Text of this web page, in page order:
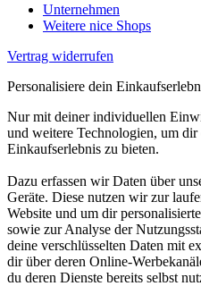
Unternehmen
Weitere nice Shops
Vertrag widerrufen
Personalisiere dein
Nur mit deiner individuellen
und weitere Technologien, um dir
Einkaufserlebnis zu bieten.
Dazu erfassen wir Daten über
Geräte. Diese nutzen wir zur
Website und um dir
sowie zur Analyse der
deine verschlüsselten Daten mit
dir über deren Online-
du deren Dienste bereits selbst